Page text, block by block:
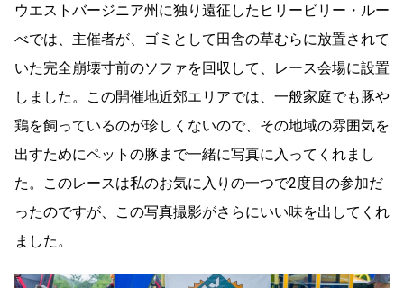
ウエストバージニア州に独り遠征したヒリービリー・ルー
べでは、主催者が、ゴミとして田舎の草むらに放置されて
いた完全崩壊寸前のソファを回収して、レース会場に設置
しました。この開催地近郊エリアでは、一般家庭でも豚や
鶏を飼っているのが珍しくないので、その地域の雰囲気を
出すためにペットの豚まで一緒に写真に入ってくれまし
た。このレースは私のお気に入りの一つで2度目の参加だ
ったのですが、この写真撮影がさらにいい味を出してくれ
ました。